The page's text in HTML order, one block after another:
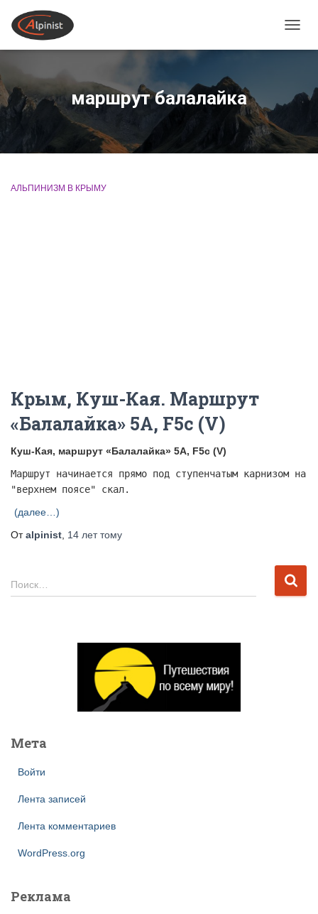
маршрут балалайка
АЛЬПИНИЗМ В КРЫМУ
Крым, Куш-Кая. Маршрут
«Балалайка» 5А, F5c (V)
Куш-Кая, маршрут «Балалайка» 5А, F5c (V)
Маршрут начинается прямо под ступенчатым карнизом на
"верхнем поясе" скал.
(далее…)
Отalpinist 14 леттому
Н
а
Поиск…
Мета
Войти
Лента записей
Лента комментариев
WordPress.org
Реклама